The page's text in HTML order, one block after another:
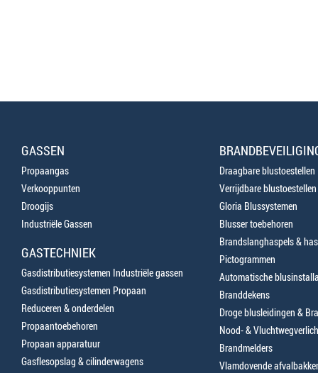
GASSEN
Propaangas
Verkooppunten
Droogijs
Industriële Gassen
GASTECHNIEK
Gasdistributiesystemen Industriële gassen
Gasdistributiesystemen Propaan
Reduceren & onderdelen
Propaantoebehoren
Propaan apparatuur
Gasflesopslag & cilinderwagens
Draagbare blustoestellen
Verrijdbare blustoestellen
Gloria Blussystemen
Blusser toebehoren
Brandslanghaspels &
Pictogrammen
Automatische
Branddekens
Droge blusleidingen &
Nood- &
Brandmelders
Vlamdovende